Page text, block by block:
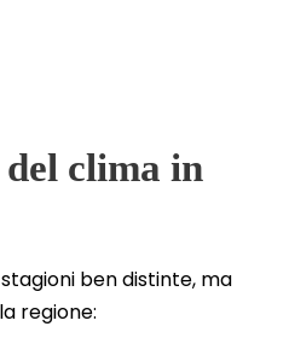
clima in
ben distinte, ma
regione: